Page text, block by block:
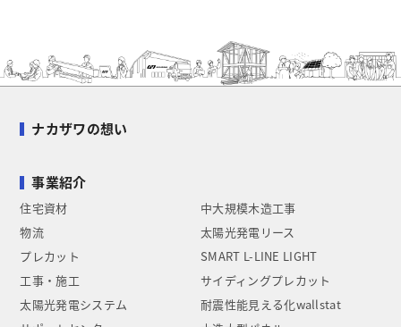
ナカザワの想い
事業紹介
住宅資材
物流
プレカット
工事・施工
太陽光発電システム
中大規模木造工事
太陽光発電リース
SMART L-LINE LIGHT
サイディングプレカット
耐震性能見える化wallstat